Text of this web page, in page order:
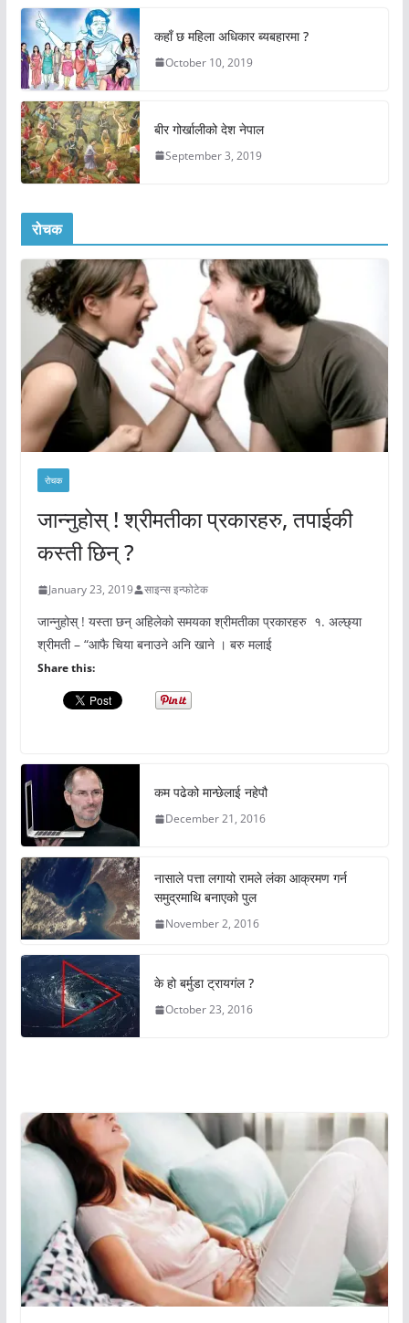
कहाँ छ महिला अधिकार ब्यबहारमा ?
October 10, 2019
बीर गोर्खालीको देश नेपाल
September 3, 2019
रोचक
रोचक
जान्नुहोस् ! श्रीमतीका प्रकारहरु, तपाईकी
कस्ती छिन् ?
January 23, 2019 साइन्स इन्फोटेक
जान्नुहोस् ! यस्ता छन् अहिलेको समयका श्रीमतीका प्रकारहरु १. अल्छ्या
श्रीमती – “आफै चिया बनाउने अनि खाने । बरु मलाई
Share this:
कम पढेको मान्छेलाई नहेपौ
December 21, 2016
नासाले पत्ता लगायो रामले लंका आक्रमण गर्न
समुद्रमाथि बनाएको पुल
November 2, 2016
के हो बर्मुडा ट्रायगंल ?
October 23, 2016